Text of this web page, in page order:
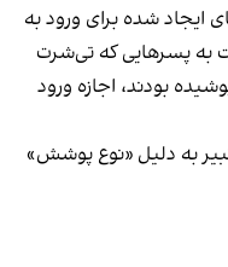
شده برای ورود به
به پسرهایی که تی‌شرت
بودند، اجازه ورود
به دلیل «نوع پوشش»